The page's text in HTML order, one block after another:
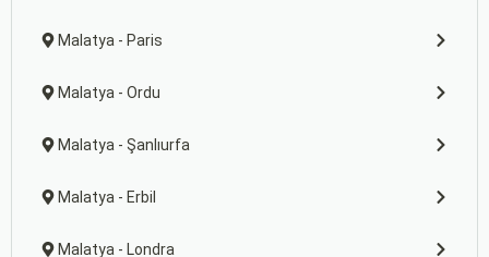
Malatya - Paris
Malatya - Ordu
Malatya - Şanlıurfa
Malatya - Erbil
Malatya - Londra